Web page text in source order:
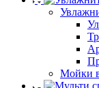
Мойки